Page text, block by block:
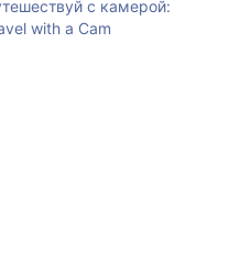
с камерой:
with a Cam